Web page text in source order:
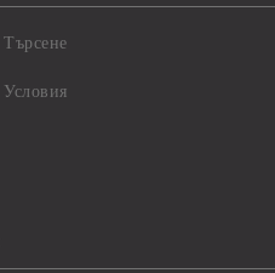
Търсене
Условия